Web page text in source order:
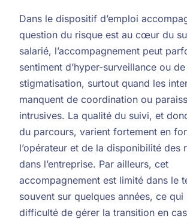
Dans le dispositif d’emploi
question du risque est au cœur du
salarié, l’accompagnement peut
sentiment d’hyper-surveillance ou de
stigmatisation, surtout quand les
manquent de coordination ou
intrusives. La qualité du suivi, et
du parcours, varient fortement en
l’opérateur et de la disponibilité des
dans l’entreprise. Par ailleurs, cet
accompagnement est limité dans le
souvent sur quelques années, ce qui
difficulté de gérer la transition en